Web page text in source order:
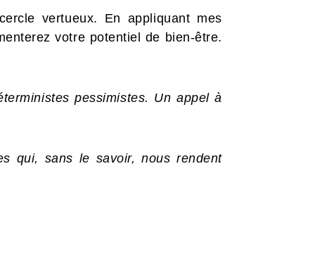
vertueux. En appliquant mes
votre potentiel de bien-être.
pessimistes. Un appel à
qui, sans le savoir, nous rendent